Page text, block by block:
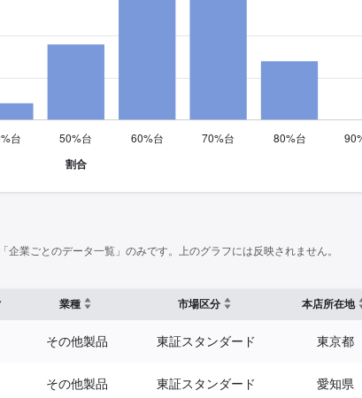
企業ごとのデータ一覧」のみです。上のグラフには反映されません。
業種 市場区分 本店所在地
その他製品 東証スタンダード 東京都
その他製品 東証スタンダード 愛知県